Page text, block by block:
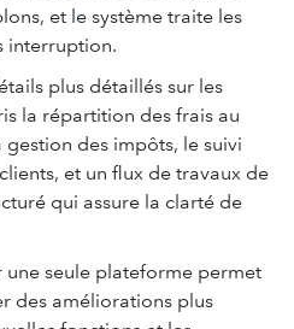
et le système traite les
interruption.
plus détaillés sur les
la répartition des frais au
gestion des impôts, le suivi
et un flux de travaux de
qui assure la clarté de
une seule plateforme permet
des améliorations plus